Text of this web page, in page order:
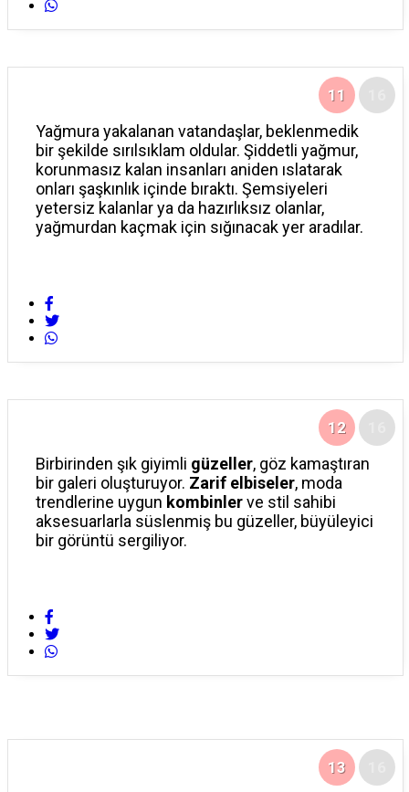
11
Yağmura yakalanan vatandaşlar, beklenmedik
bir şekilde sırılsıklam oldular. Şiddetli yağmur,
korunmasız kalan insanları aniden ıslatarak
onları şaşkınlık içinde bıraktı. Şemsiyeleri
yetersiz kalanlar ya da hazırlıksız olanlar,
yağmurdan kaçmak için sığınacak yer aradılar.
12
Birbirinden şık giyimli güzeller, göz kamaştıran
bir galeri oluşturuyor. Zarif elbiseler, moda
trendlerine uygun kombinlerve stil sahibi
aksesuarlarla süslenmiş bu güzeller, büyüleyici
bir görüntü sergiliyor.
13